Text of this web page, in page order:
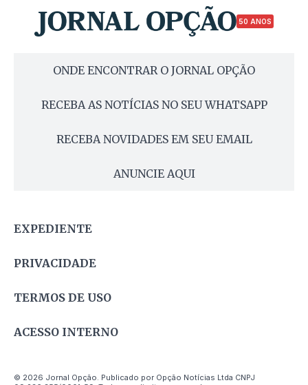
50 ANOS
ONDE ENCONTRAR O JORNAL OPÇÃO
RECEBA AS NOTÍCIAS NO SEU WHATSAPP
RECEBA NOVIDADES EM SEU EMAIL
ANUNCIE AQUI
EXPEDIENTE
PRIVACIDADE
TERMOS DE USO
ACESSO INTERNO
© 2026 Jornal Opção. Publicado por Opção Notícias Ltda CNPJ